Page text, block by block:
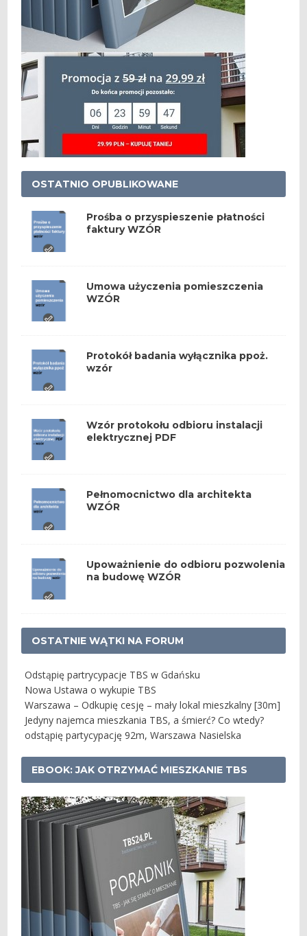
OSTATNIO OPUBLIKOWANE
Prośba o przyspieszenie płatności
faktury WZÓR
Umowa użyczenia pomieszczenia
WZÓR
Protokół badania wyłącznika ppoż.
wzór
Wzór protokołu odbioru instalacji
elektrycznej PDF
Pełnomocnictwo dla architekta
WZÓR
Upoważnienie do odbioru pozwolenia
na budowę WZÓR
OSTATNIE WĄTKI NA FORUM
Odstąpię partrycypacje TBS w Gdańsku
Nowa Ustawa o wykupie TBS
Warszawa – Odkupię cesję – mały lokal mieszkalny [30m]
Jedyny najemca mieszkania TBS, a śmierć? Co wtedy?
odstąpię partycypację 92m, Warszawa Nasielska
EBOOK: JAK OTRZYMAĆ MIESZKANIE TBS